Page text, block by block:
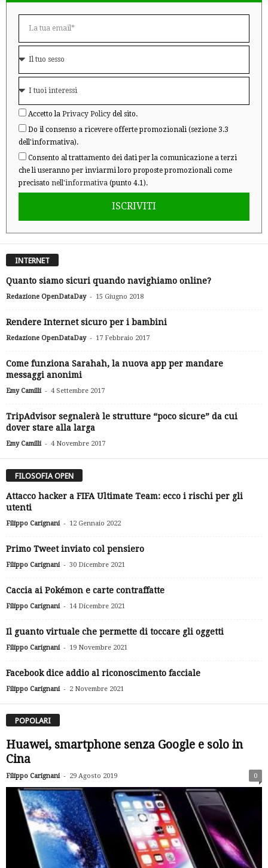
Accetto la Privacy Policy del sito.
Do il consenso a ricevere offerte promozionali (sezione 3.3
dell'informativa).
Consento al trattamento dei dati per la comunicazione a terzi
che li useranno per inviarmi loro proposte promozionali come
precisato nell'informativa (punto 4.1).
ISCRIVITI
INTERNET
Quanto siamo sicuri quando navighiamo online?
Redazione OpenDataDay - 15 Giugno 2018
Rendere Internet sicuro per i bambini
Redazione OpenDataDay - 17 Febbraio 2017
Come funziona Sarahah, la nuova app per mandare
messaggi anonimi
Emy Camilli - 4 Settembre 2017
TripAdvisor segnalerà le strutture “poco sicure” da cui
dover stare alla larga
Emy Camilli - 4 Novembre 2017
FILOSOFIA OPEN
Attacco hacker a FIFA Ultimate Team: ecco i rischi per gli
utenti
Filippo Carignani - 12 Gennaio 2022
Primo Tweet inviato col pensiero
Filippo Carignani - 30 Dicembre 2021
Caccia ai Pokémon e carte contraffatte
Filippo Carignani - 14 Dicembre 2021
Il guanto virtuale che permette di toccare gli oggetti
Filippo Carignani - 19 Novembre 2021
Facebook dice addio al riconoscimento facciale
Filippo Carignani - 2 Novembre 2021
POPOLARI
Huawei, smartphone senza Google e solo in
Cina
Filippo Carignani - 29 Agosto 2019 0